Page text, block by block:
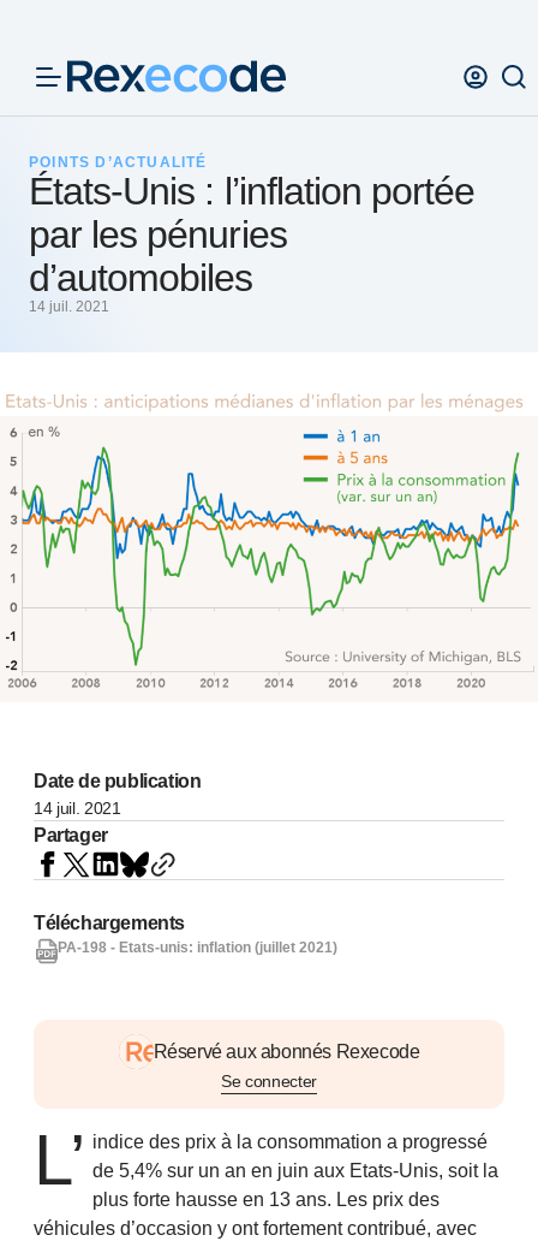
POINTS D’ACTUALITÉ
États-Unis : l’inflation portée
par les pénuries
d’automobiles
14 juil. 2021
Date de publication
14 juil. 2021
Partager
Réservé aux abonnés Rexecode
Se connecter
L’ indice des prix à la consommation a progressé
de 5,4% sur un an en juin aux Etats-Unis, soit la
plus forte hausse en 13 ans. Les prix des
véhicules d’occasion y ont fortement contribué, avec
Téléchargements
PA-198 - Etats-unis: inflation (juillet 2021)